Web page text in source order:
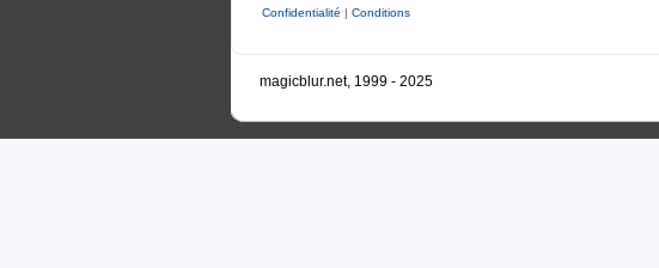
Confidentialité | Conditions
magicblur.net, 1999 - 2025